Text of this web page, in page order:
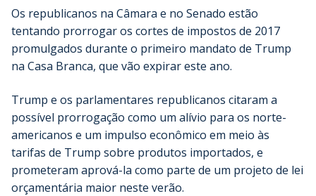
Os republicanos na Câmara e no Senado estão
tentando prorrogar os cortes de impostos de 2017
promulgados durante o primeiro mandato de Trump
na Casa Branca, que vão expirar este ano.
Trump e os parlamentares republicanos citaram a
possível prorrogação como um alívio para os norte-
americanos e um impulso econômico em meio às
tarifas de Trump sobre produtos importados, e
prometeram aprová-la como parte de um projeto de lei
orçamentária maior neste verão.